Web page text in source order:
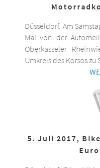
Düsseldorf. Am
Mal von der
Oberkasseler
Umkreis des Korsos zu
5. Juli 2017,